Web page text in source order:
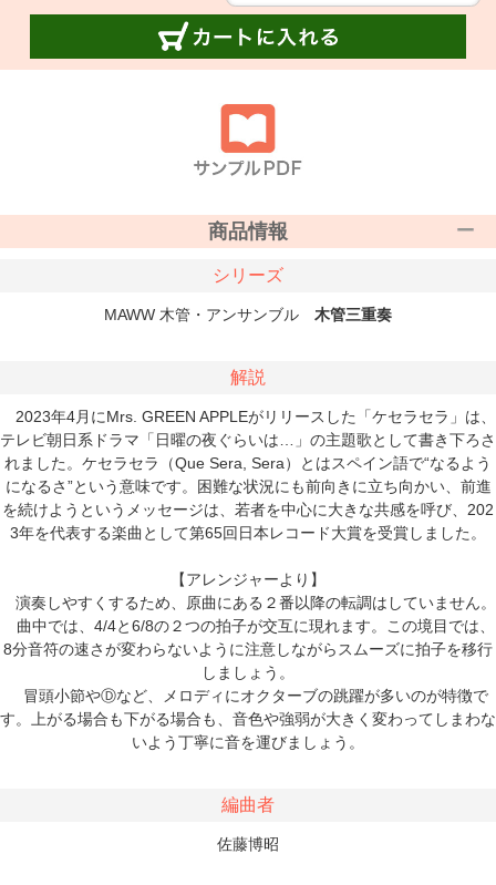
商品情報
シリーズ
MAWW 木管・アンサンブル 木管三重奏
解説
2023年4月にMrs. GREEN APPLEがリリースした「ケセラセラ」は、
テレビ朝日系ドラマ「日曜の夜ぐらいは…」の主題歌として書き下ろさ
れました。ケセラセラ（Que Sera, Sera）とはスペイン語で“なるよう
になるさ”という意味です。困難な状況にも前向きに立ち向かい、前進
を続けようというメッセージは、若者を中心に大きな共感を呼び、202
3年を代表する楽曲として第65回日本レコード大賞を受賞しました。
【アレンジャーより】
演奏しやすくするため、原曲にある２番以降の転調はしていません。
曲中では、4/4と6/8の２つの拍子が交互に現れます。この境目では、
8分音符の速さが変わらないように注意しながらスムーズに拍子を移行
しましょう。
冒頭小節やⒹなど、メロディにオクターブの跳躍が多いのが特徴で
す。上がる場合も下がる場合も、音色や強弱が大きく変わってしまわな
いよう丁寧に音を運びましょう。
編曲者
佐藤博昭